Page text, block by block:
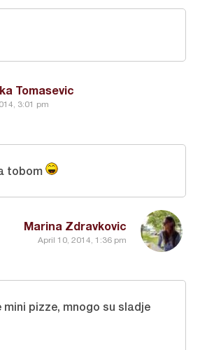
Tomasevic
3:01 pm
Marina Zdravkovic
April 10, 2014, 1:36 pm
tobom
mini pizze, mnogo su sladje